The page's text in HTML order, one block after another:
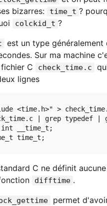
bizarres:
time_t ?
colckid_t ?
est un type généralement
Sur ma machine
C
check_time.c
lignes
<time.h>" >
| grep typedef |
__time_t;
C ne définit
difftime .
permet